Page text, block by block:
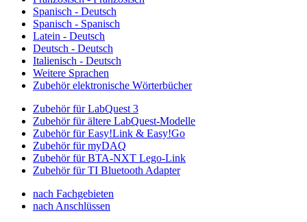
Spanisch - Deutsch
Spanisch - Spanisch
Latein - Deutsch
Deutsch - Deutsch
Italienisch - Deutsch
Weitere Sprachen
Zubehör elektronische Wörterbücher
Zubehör für LabQuest 3
Zubehör für ältere LabQuest-Modelle
Zubehör für Easy!Link & Easy!Go
Zubehör für myDAQ
Zubehör für BTA-NXT Lego-Link
Zubehör für TI Bluetooth Adapter
nach Fachgebieten
nach Anschlüssen